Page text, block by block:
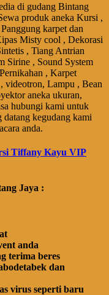
di gudang Bintang
produk aneka Kursi ,
karpet dan
Misty cool , Dekorasi
, Tiang Antrian
Sirine , Sound System
, Karpet
videotron, Lampu , Bean
aneka ukuran,
hubungi kami untuk
datang kegudang kami
anda.
Jaya :
anda
terima beres
dan
virus seperti baru